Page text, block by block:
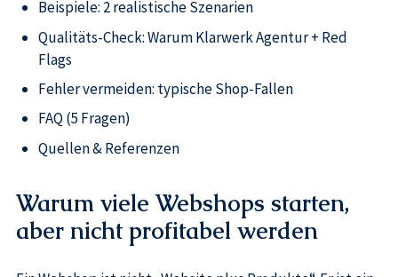
Beispiele: 2 realistische Szenarien
Qualitäts-Check: Warum Klarwerk Agentur + Red
Flags
Fehler vermeiden: typische Shop-Fallen
FAQ (5 Fragen)
Quellen & Referenzen
Warum viele Webshops starten,
aber nicht profitabel werden